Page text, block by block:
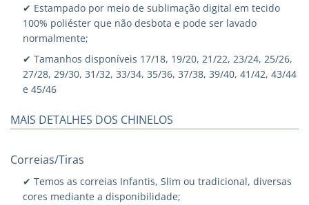
✔ Estampado por meio de sublimação digital em tecido
100% poliéster que não desbota e pode ser lavado
normalmente;
✔ Tamanhos disponíveis 17/18, 19/20, 21/22, 23/24, 25/26,
27/28, 29/30, 31/32, 33/34, 35/36, 37/38, 39/40, 41/42, 43/44
e 45/46
MAIS DETALHES DOS CHINELOS
Correias/Tiras
✔ Temos as correias Infantis, Slim ou tradicional, diversas
cores mediante a disponibilidade;